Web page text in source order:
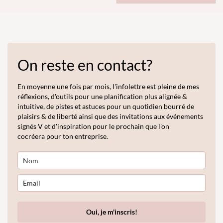
sur
page
produit
On reste en contact?
En moyenne une fois par mois, l'infolettre est pleine de mes
réflexions, d'outils pour une planification plus alignée &
intuitive, de pistes et astuces pour un quotidien bourré de
plaisirs & de liberté ainsi que des invitations aux événements
signés V et d'inspiration pour le prochain que l'on
cocréera pour ton entreprise.
Oui, je m'inscris!